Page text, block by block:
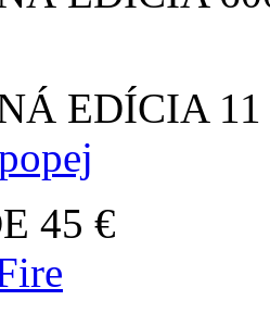
EDÍCIA
45 €